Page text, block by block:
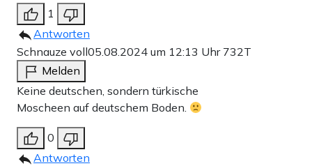
1
Antworten
Schnauze voll05.08.2024 um 12:13 Uhr 732T
Melden
Keine deutschen, sondern türkische
Moscheen auf deutschem Boden.
0
Antworten